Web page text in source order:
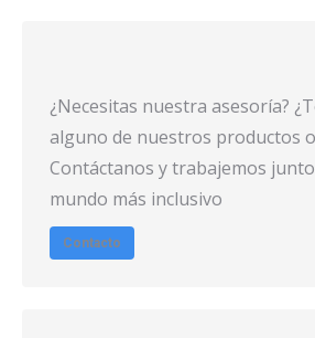
¿Necesitas nuestra asesoría?
alguno de nuestros productos
Contáctanos y trabajemos
mundo más inclusivo
Contacto